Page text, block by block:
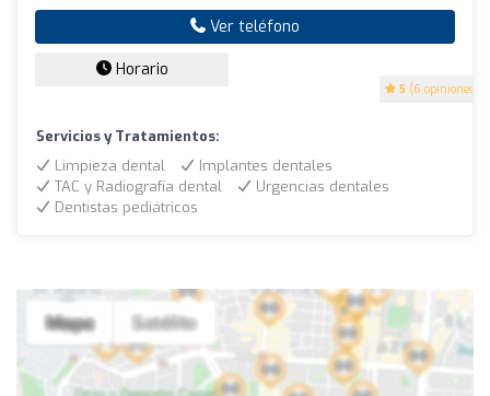
5 (6 opiniones)
Ver teléfono
Horario
Servicios y Tratamientos:
Limpieza dental
Implantes dentales
TAC y Radiografía dental
Urgencias dentales
Dentistas pediátricos